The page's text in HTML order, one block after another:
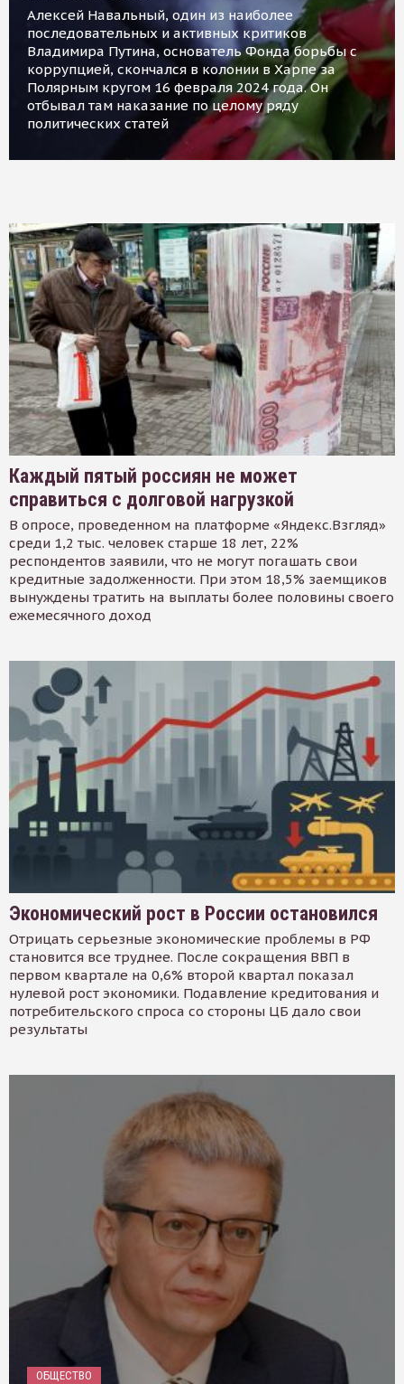
Алексей Навальный, один из наиболее
последовательных и активных критиков
Владимира Путина, основатель Фонда борьбы с
коррупцией, скончался в колонии в Харпе за
Полярным кругом 16 февраля 2024 года. Он
отбывал там наказание по целому ряду
политических статей
Каждый пятый россиян не может
справиться с долговой нагрузкой
В опросе, проведенном на платформе «Яндекс.Взгляд»
среди 1,2 тыс. человек старше 18 лет, 22%
респондентов заявили, что не могут погашать свои
кредитные задолженности. При этом 18,5% заемщиков
вынуждены тратить на выплаты более половины своего
ежемесячного доход
Экономический рост в России остановился
Отрицать серьезные экономические проблемы в РФ
становится все труднее. После сокращения ВВП в
первом квартале на 0,6% второй квартал показал
нулевой рост экономики. Подавление кредитования и
потребительского спроса со стороны ЦБ дало свои
результаты
ОБЩЕСТВО